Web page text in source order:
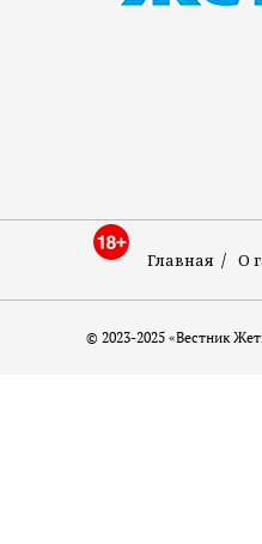
Главная О
© 2023-2025 «Вестник